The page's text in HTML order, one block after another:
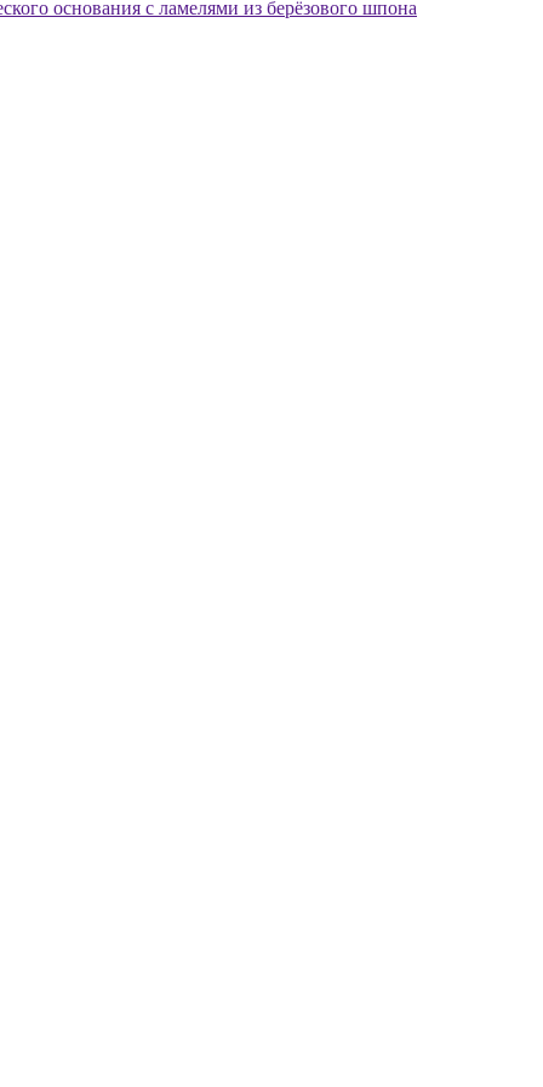
основания с ламелями из берёзового шпона